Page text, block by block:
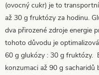
(ovocný cukr) je to
až 30 g fruktózy za hodinu.
dva přirozené zdroje energie
tohoto důvodu je
60 g glukózy : 30 g fruktózy.
konzumaci až 90 g sacharidů